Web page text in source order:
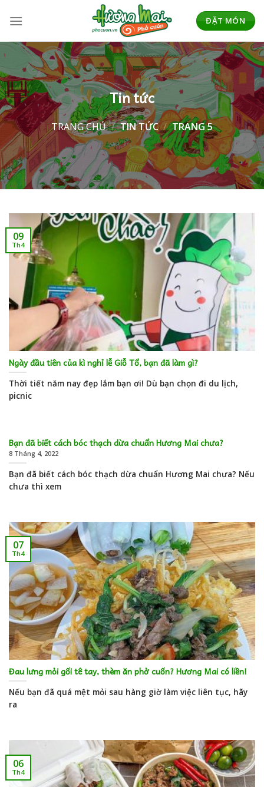
ĐẶT MÓN
Tin tức
TRANG CHỦ / TIN TỨC / TRANG 5
Ngày đầu tiên của kì nghỉ lễ Giỗ Tổ, bạn đã làm gì?
Thời tiết năm nay đẹp lắm bạn ơi! Dù bạn chọn đi du lịch,
picnic
09
Th4
Bạn đã biết cách bóc thạch dừa chuẩn Hương Mai chưa?
8 Tháng 4, 2022
Bạn đã biết cách bóc thạch dừa chuẩn Hương Mai chưa? Nếu
chưa thì xem
Đau lưng mỏi gối tê tay, thèm ăn phở cuốn? Hương Mai có liền!
Nếu bạn đã quá mệt mỏi sau hàng giờ làm việc liên tục, hãy
ra
07
Th4
06
Th4